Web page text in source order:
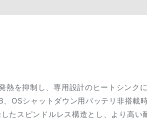
を抑制し、専用設計のヒートシンク
シャットダウン用バッテリ非搭載
スピンドルレス構造とし、より高い